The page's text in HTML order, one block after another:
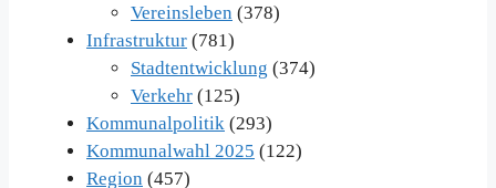
Vereinsleben (378)
Infrastruktur (781)
Stadtentwicklung (374)
Verkehr (125)
Kommunalpolitik (293)
Kommunalwahl 2025 (122)
Region (457)